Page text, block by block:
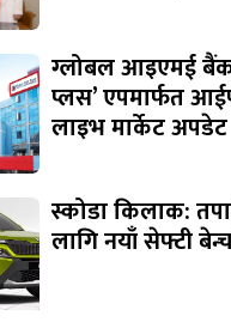
ग्लोबल आइएमई
प्लस’ एपमार्फत
लाइभ मार्केट अपडेट
स्कोडा किलाक:
लागि नयाँ सेफ्टी